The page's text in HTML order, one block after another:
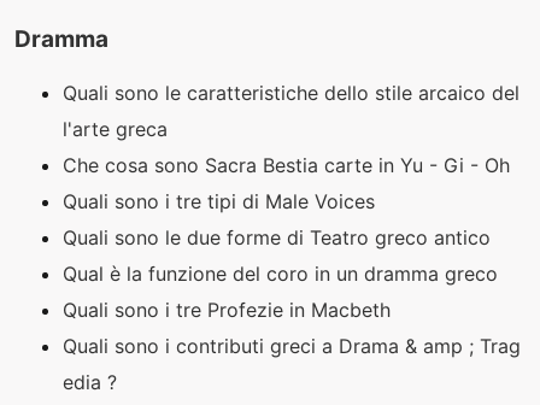
Dramma
Quali sono le caratteristiche dello stile arcaico del
l'arte greca
Che cosa sono Sacra Bestia carte in Yu - Gi - Oh
Quali sono i tre tipi di Male Voices
Quali sono le due forme di Teatro greco antico
Qual è la funzione del coro in un dramma greco
Quali sono i tre Profezie in Macbeth
Quali sono i contributi greci a Drama & amp ; Trag
edia ?